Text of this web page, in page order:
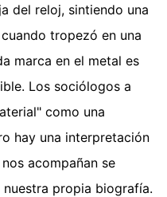
del reloj, sintiendo una
tropezó en una
marca en el metal es
Los sociólogos a
como una
hay una interpretación
acompañan se
propia biografía.